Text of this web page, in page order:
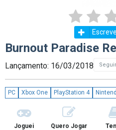
Burnout Paradise
Lançamento: 16/03/2018 Seguir
PC Xbox One PlayStation 4
Joguei Quero Jogar